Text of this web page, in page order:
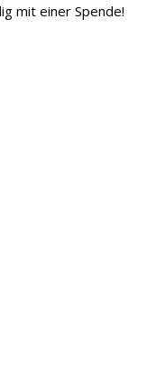
mit einer Spende!